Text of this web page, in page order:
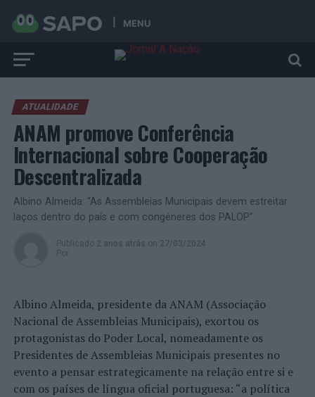
MENU
ATUALIDADE
ANAM promove Conferência
Internacional sobre Cooperação
Descentralizada
Albino Almeida: “As Assembleias Municipais devem estreitar
laços dentro do país e com congéneres dos PALOP”
Publicado 2 anos atrás on 27/03/2024
Por
Albino Almeida, presidente da ANAM (Associação
Nacional de Assembleias Municipais), exortou os
protagonistas do Poder Local, nomeadamente os
Presidentes de Assembleias Municipais presentes no
evento a pensar estrategicamente na relação entre si e
com os países de língua oficial portuguesa: “a política